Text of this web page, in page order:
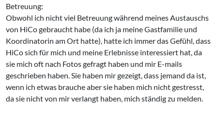
Betreuung:
Obwohl ich nicht viel Betreuung während meines Austauschs
von HiCo gebraucht habe (da ich ja meine Gastfamilie und
Koordinatorin am Ort hatte), hatte ich immer das Gefühl, dass
HiCo sich für mich und meine Erlebnisse interessiert hat, da
sie mich oft nach Fotos gefragt haben und mir E-mails
geschrieben haben. Sie haben mir gezeigt, dass jemand da ist,
wenn ich etwas brauche aber sie haben mich nicht gestresst,
da sie nicht von mir verlangt haben, mich ständig zu melden.